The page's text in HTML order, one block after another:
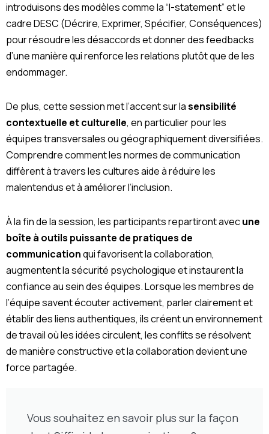
introduisons des modèles comme la “I-statement” et le
cadre DESC (Décrire, Exprimer, Spécifier, Conséquences)
pour résoudre les désaccords et donner des feedbacks
d’une manière qui renforce les relations plutôt que de les
endommager.
De plus, cette session met l’accent sur lasensibilité
contextuelle et culturelle, en particulier pour les
équipes transversales ou géographiquement diversifiées.
Comprendre comment les normes de communication
diffèrent à travers les cultures aide à réduire les
malentendus et à améliorer l’inclusion.
À la fin de la session, les participants repartiront avecune
boîte à outils puissante de pratiques de
communicationqui favorisent la collaboration,
augmentent la sécurité psychologique et instaurent la
confiance au sein des équipes. Lorsque les membres de
l’équipe savent écouter activement, parler clairement et
établir des liens authentiques, ils créent un environnement
de travail où les idées circulent, les conflits se résolvent
de manière constructive et la collaboration devient une
force partagée.
Vous souhaitez en savoir plus sur la façon